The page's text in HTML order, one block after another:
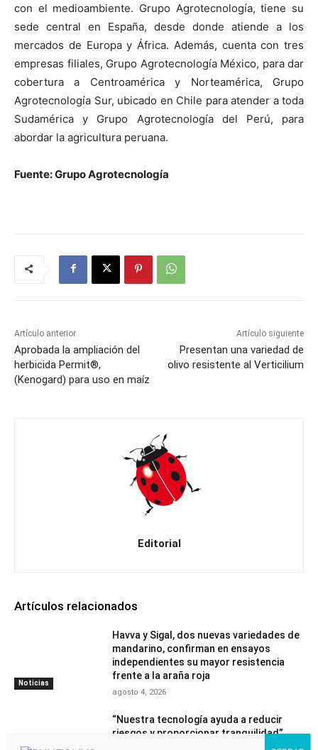
con el medioambiente. Grupo Agrotecnología, tiene su
sede central en España, desde donde atiende a los
mercados de Europa y África. Además, cuenta con tres
empresas filiales, Grupo Agrotecnología México, para dar
cobertura a Centroamérica y Norteamérica, Grupo
Agrotecnología Sur, ubicado en Chile para atender a toda
Sudamérica y Grupo Agrotecnología del Perú, para
abordar la agricultura peruana.
Fuente: Grupo Agrotecnología
Artículo anterior
Aprobada la ampliación del
herbicida Permit®,
(Kenogard) para uso en maíz
Artículo siguiente
Presentan una variedad de
olivo resistente al Verticilium
Editorial
Artículos relacionados
Noticias
Havva y Sigal, dos nuevas variedades de
mandarino, confirman en ensayos
independientes su mayor resistencia
frente a la araña roja
agosto 4, 2026
“Nuestra tecnología ayuda a reducir
riesgos y proporcionar tranquilidad”